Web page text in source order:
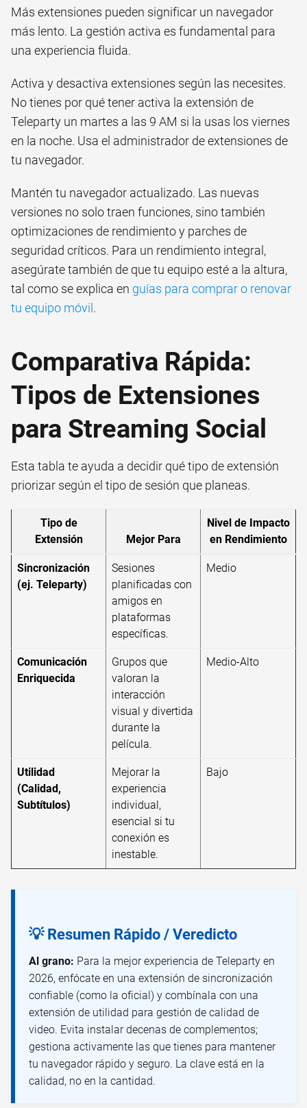
Más extensiones pueden significar un navegador
más lento. La gestión activa es fundamental para
una experiencia fluida.
Activa y desactiva extensiones según las necesites.
No tienes por qué tener activa la extensión de
Teleparty un martes a las 9 AM si la usas los viernes
en la noche. Usa el administrador de extensiones de
tu navegador.
Mantén tu navegador actualizado. Las nuevas
versiones no solo traen funciones, sino también
optimizaciones de rendimiento y parches de
seguridad críticos. Para un rendimiento integral,
asegúrate también de que tu equipo esté a la altura,
tal como se explica en guías para comprar o renovar
tu equipo móvil.
Comparativa Rápida:
Tipos de Extensiones
para Streaming Social
Esta tabla te ayuda a decidir qué tipo de extensión
priorizar según el tipo de sesión que planeas.
Tipo de
Extensión
Mejor Para
Nivel de Impacto
en Rendimiento
Sincronización
(ej. Teleparty)
Sesiones
planificadas con
amigos en
plataformas
específicas.
Medio
Comunicación
Enriquecida
Grupos que
valoran la
interacción
visual y divertida
durante la
película.
Medio-Alto
Utilidad
(Calidad,
Subtítulos)
Mejorar la
experiencia
individual,
esencial si tu
conexión es
inestable.
Bajo
💡 Resumen Rápido / Veredicto
Al grano: Para la mejor experiencia de Teleparty en
2026, enfócate en una extensión de sincronización
confiable (como la oficial) y combínala con una
extensión de utilidad para gestión de calidad de
video. Evita instalar decenas de complementos;
gestiona activamente las que tienes para mantener
tu navegador rápido y seguro. La clave está en la
calidad, no en la cantidad.